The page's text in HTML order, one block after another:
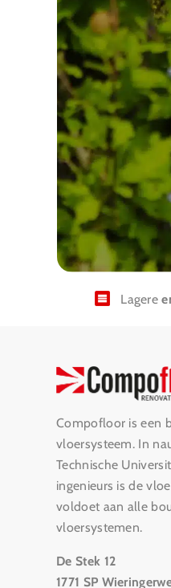
Lagere
Compofloor is een
vloersysteem. In
Technische
ingenieurs is de
voldoet aan alle
vloersystemen.
De Stek 12
1771 SP